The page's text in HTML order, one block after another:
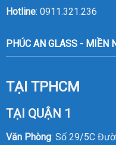
Hotline: 0911.321.236
PHÚC AN GLASS - MIỀN
TẠI TPHCM
TẠI QUẬN 1
Văn Phòng: Số 29/5C